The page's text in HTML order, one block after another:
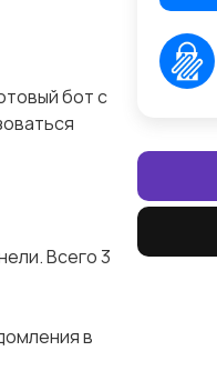
бот с
Всего 3
в